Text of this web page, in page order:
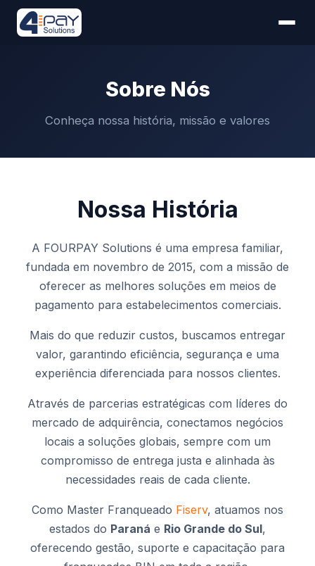
Sobre Nós
Conheça nossa história, missão e valores
Nossa História
A FOURPAY Solutions é uma empresa familiar,
fundada em novembro de 2015, com a missão de
oferecer as melhores soluções em meios de
pagamento para estabelecimentos comerciais.
Mais do que reduzir custos, buscamos entregar
valor, garantindo eficiência, segurança e uma
experiência diferenciada para nossos clientes.
Através de parcerias estratégicas com líderes do
mercado de adquirência, conectamos negócios
locais a soluções globais, sempre com um
compromisso de entrega justa e alinhada às
necessidades reais de cada cliente.
Como Master Franqueado Fiserv, atuamos nos
estados do Paraná e Rio Grande do Sul,
oferecendo gestão, suporte e capacitação para